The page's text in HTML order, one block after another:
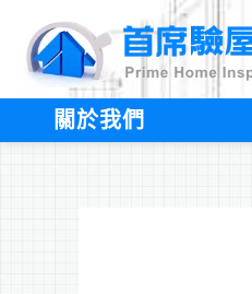
容
關於我們